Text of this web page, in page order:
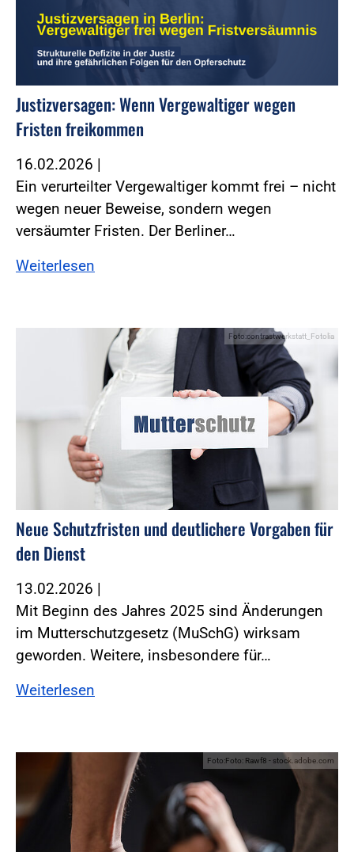
Justizversagen: Wenn Vergewaltiger wegen
Fristen freikommen
16.02.2026 |
Ein verurteilter Vergewaltiger kommt frei – nicht
wegen neuer Beweise, sondern wegen
versäumter Fristen. Der Berliner…
Weiterlesen
Foto:contrastwerkstatt_Fotolia
Neue Schutzfristen und deutlichere Vorgaben für
den Dienst
13.02.2026 |
Mit Beginn des Jahres 2025 sind Änderungen
im Mutterschutzgesetz (MuSchG) wirksam
geworden. ­Weitere, insbesondere für…
Weiterlesen
Foto:Foto: Rawf8 - stock.adobe.com